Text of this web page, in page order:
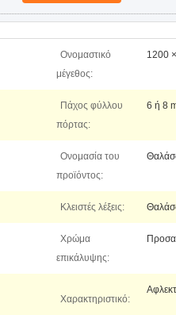
Ονομαστικό
μέγεθος:
1200
Πάχος φύλλου
πόρτας:
6 ή 8
Ονομασία του
προϊόντος:
Κλειστές λέξεις:
Χρώμα
επικάλυψης:
Χαρακτηριστικό: